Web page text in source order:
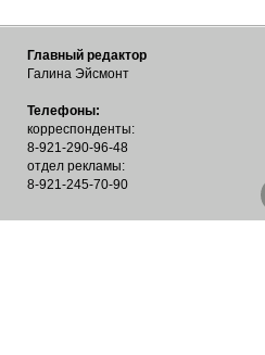
Главный редактор
Галина Эйсмонт
Телефоны:
корреспонденты:
8-921-290-96-48
отдел рекламы:
8-921-245-70-90